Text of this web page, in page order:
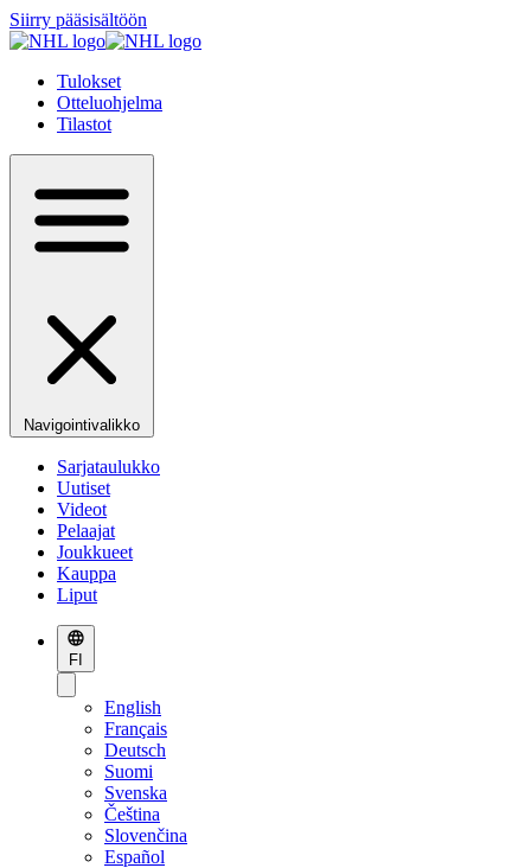
Siirry pääsisältöön
Tulokset
Otteluohjelma
Tilastot
Navigointivalikko
Sarjataulukko
Uutiset
Videot
Pelaajat
Joukkueet
Kauppa
Liput
FI
English
Français
Deutsch
Suomi
Svenska
Čeština
Slovenčina
Español